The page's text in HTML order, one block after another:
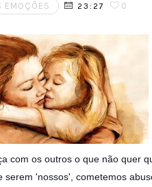
EMOÇÕES 23:27 0
com os outros o que não quer
'nossos', cometemos